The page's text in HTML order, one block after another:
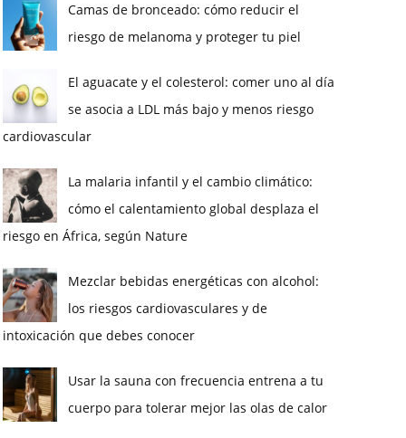
Camas de bronceado: cómo reducir el
riesgo de melanoma y proteger tu piel
El aguacate y el colesterol: comer uno al día
se asocia a LDL más bajo y menos riesgo
cardiovascular
La malaria infantil y el cambio climático:
cómo el calentamiento global desplaza el
riesgo en África, según Nature
Mezclar bebidas energéticas con alcohol:
los riesgos cardiovasculares y de
intoxicación que debes conocer
Usar la sauna con frecuencia entrena a tu
cuerpo para tolerar mejor las olas de calor